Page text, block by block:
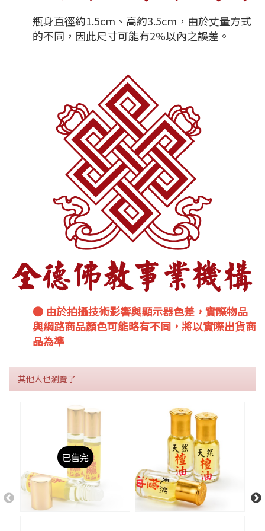
瓶身直徑約1.5cm、高約3.5cm，由於丈量方式
的不同，因此尺寸可能有2%以內之誤差。
● 由於拍攝技術影響與顯示器色差，實際物品
與網路商品顏色可能略有不同，將以實際出貨商
品為準
其他人也瀏覽了
已售完